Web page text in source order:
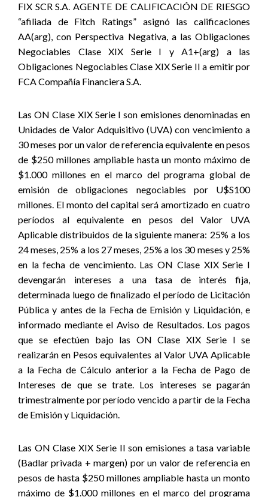
FIX SCR S.A. AGENTE DE CALIFICACIÓN DE RIESGO
“afiliada de Fitch Ratings” asignó las calificaciones
AA(arg), con Perspectiva Negativa, a las Obligaciones
Negociables Clase XIX Serie I y A1+(arg) a las
Obligaciones Negociables Clase XIX Serie II a emitir por
FCA Compañía Financiera S.A.
Las ON Clase XIX Serie I son emisiones denominadas en
Unidades de Valor Adquisitivo (UVA) con vencimiento a
30 meses por un valor de referencia equivalente en pesos
de $250 millones ampliable hasta un monto máximo de
$1.000 millones en el marco del programa global de
emisión de obligaciones negociables por U$S100
millones. El monto del capital será amortizado en cuatro
períodos al equivalente en pesos del Valor UVA
Aplicable distribuidos de la siguiente manera: 25% a los
24 meses, 25% a los 27 meses, 25% a los 30 meses y 25%
en la fecha de vencimiento. Las ON Clase XIX Serie I
devengarán intereses a una tasa de interés fija,
determinada luego de finalizado el período de Licitación
Pública y antes de la Fecha de Emisión y Liquidación, e
informado mediante el Aviso de Resultados. Los pagos
que se efectúen bajo las ON Clase XIX Serie I se
realizarán en Pesos equivalentes al Valor UVA Aplicable
a la Fecha de Cálculo anterior a la Fecha de Pago de
Intereses de que se trate. Los intereses se pagarán
trimestralmente por período vencido a partir de la Fecha
de Emisión y Liquidación.
Las ON Clase XIX Serie II son emisiones a tasa variable
(Badlar privada + margen) por un valor de referencia en
pesos de hasta $250 millones ampliable hasta un monto
máximo de $1.000 millones en el marco del programa